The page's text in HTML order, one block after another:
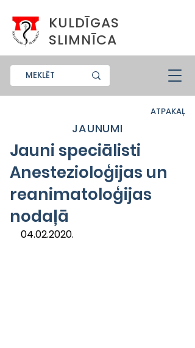
KULDĪGAS
SLIMNĪCA
ATPAKAĻ
JAUNUMI
Jauni speciālisti
Anestezioloģijas un
reanimatoloģijas
nodaļā
04.02.2020.